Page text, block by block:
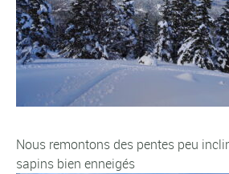
Nous remontons des pentes peu
sapins bien enneigés